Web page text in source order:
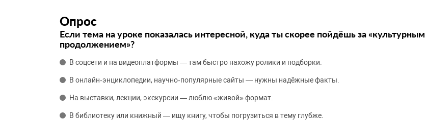
Опрос
Если тема на уроке показалась интересной, куда ты скорее пойдёшь за «культурным
продолжением»?
В соцсети и на видеоплатформы — там быстро нахожу ролики и подборки.
В онлайн‑энциклопедии, научно‑популярные сайты — нужны надёжные факты.
На выставки, лекции, экскурсии — люблю «живой» формат.
В библиотеку или книжный — ищу книгу, чтобы погрузиться в тему глубже.